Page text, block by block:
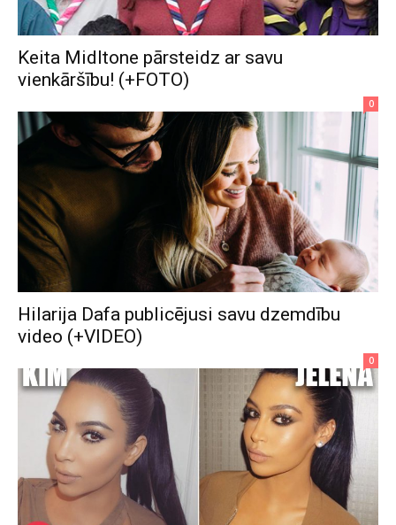
Keita Midltone pārsteidz ar savu
vienkāršību! (+FOTO)
0
Hilarija Dafa publicējusi savu dzemdību
video (+VIDEO)
0